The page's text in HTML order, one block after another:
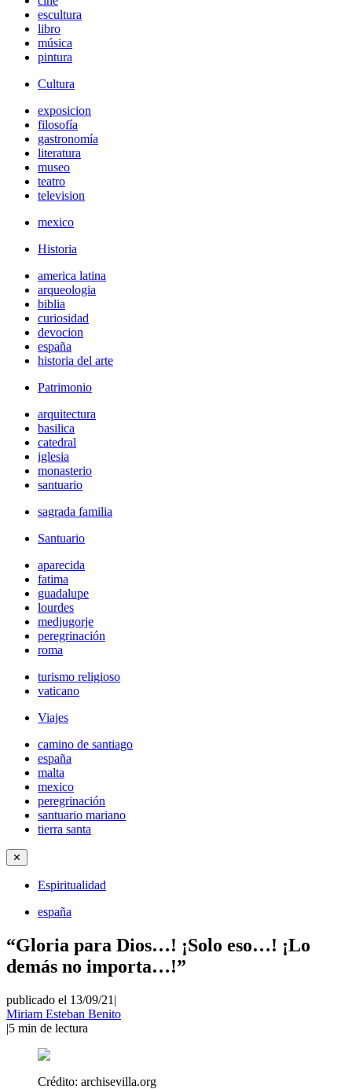
escultura
libro
música
pintura
Cultura
exposicion
filosofía
gastronomía
literatura
museo
teatro
television
mexico
Historia
america latina
arqueologia
biblia
curiosidad
devocion
españa
historia del arte
Patrimonio
arquitectura
basilica
catedral
iglesia
monasterio
santuario
sagrada familia
Santuario
aparecida
fatima
guadalupe
lourdes
medjugorje
peregrinación
roma
turismo religioso
vaticano
Viajes
camino de santiago
españa
malta
mexico
peregrinación
santuario mariano
tierra santa
✕
Espiritualidad
españa
“Gloria para Dios…! ¡Solo eso…! ¡Lo
demás no importa…!”
publicado el 13/09/21 |
Miriam Esteban Benito
|5 min de lectura
Crédito: archisevilla.org